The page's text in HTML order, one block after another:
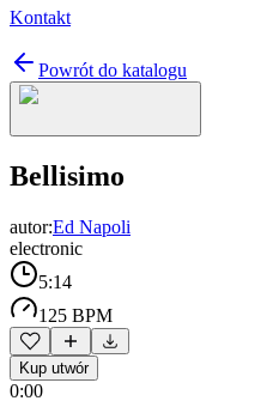
Kontakt
Powrót do katalogu
Bellisimo
autor:Ed Napoli
electronic
5:14
125 BPM
Kup utwór
0:00